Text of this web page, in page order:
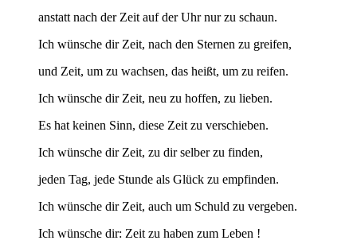
anstatt nach der Zeit auf der Uhr nur zu schaun.
Ich wünsche dir Zeit, nach den Sternen zu greifen,
und Zeit, um zu wachsen, das heißt, um zu reifen.
Ich wünsche dir Zeit, neu zu hoffen, zu lieben.
Es hat keinen Sinn, diese Zeit zu verschieben.
Ich wünsche dir Zeit, zu dir selber zu finden,
jeden Tag, jede Stunde als Glück zu empfinden.
Ich wünsche dir Zeit, auch um Schuld zu vergeben.
Ich wünsche dir: Zeit zu haben zum Leben !